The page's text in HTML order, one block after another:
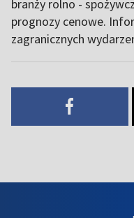
branży rolno -
prognozy cenowe.
zagranicznych